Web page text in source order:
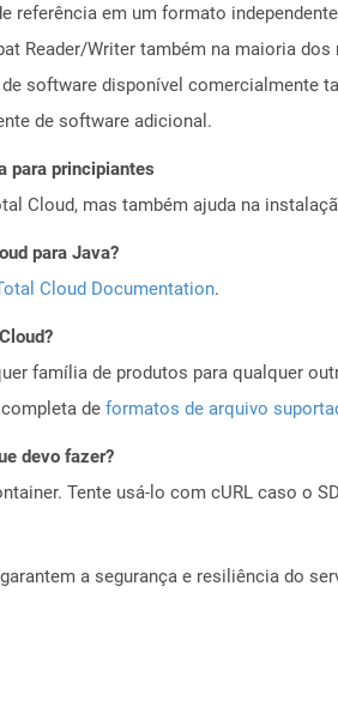
referência em um formato
Reader/Writer também na maioria
software disponível comercialmente
de software adicional.
para principiantes
Cloud, mas também ajuda na
para Java?
Cloud Documentation.
família de produtos para qualquer
de formatos de arquivo
devo fazer?
Tente usá-lo com cURL caso o
a segurança e resiliência do